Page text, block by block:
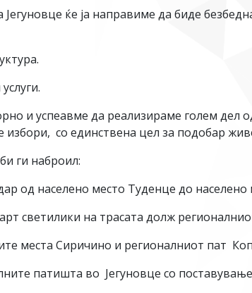
ќе ја направиме да биде
и успеавме да реализираме голем дел
избори, со единствена цел за подобар
ги наброил:
од населено место Туденце до
светилики на трасата долж
места Сиричино и регионалниот пат
патишта во Јегуновце со